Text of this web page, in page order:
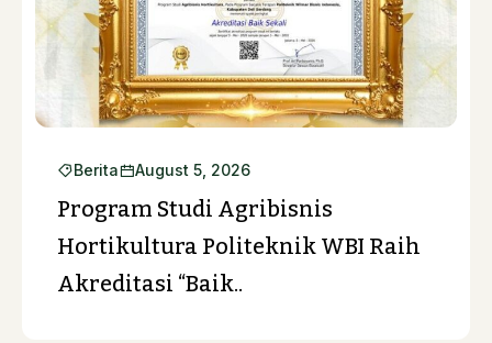
Berita August 5, 2026
Program Studi Agribisnis
Hortikultura Politeknik WBI Raih
Akreditasi “Baik..